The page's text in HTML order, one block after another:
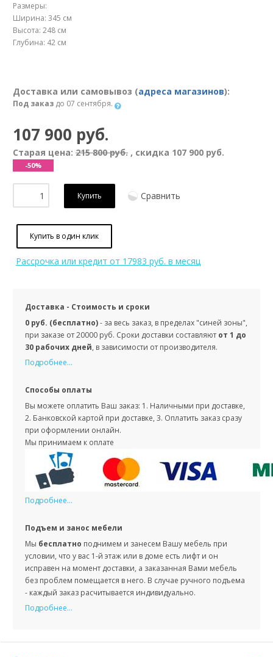
Размеры:
Ширина: 345 см
Высота: 248 см
Глубина: 42 см
Доставка или самовывоз (адреса магазинов):
Под заказ до 07 сентября.
107 900 руб.
Старая цена: 215 800 руб. , скидка 107 900 руб.
-50%
Купить Сравнить
Купить в один клик
Рассрочка или кредит от 17983 руб. в месяц
Доставка - Стоимость и сроки
0 руб. (бесплатно)- за весь заказ, в пределах "синей зоны",
при заказе от 20000 руб. Сроки доставки составляют от 1 до
30 рабочих дней, в зависимости от производителя.
Подробнее...
Способы оплаты
Вы можете оплатить Ваш заказ: 1. Наличными при доставке,
2. Банковской картой при доставке, 3. Оплатить заказ сразу
при оформлении онлайн.
Мы принимаем к оплате
Подробнее...
Подъем и занос мебели
Мы бесплатно поднимем и занесем Вашу мебель при
условии, что у вас 1-й этаж или в доме есть лифт и он
исправен на момент доставки, а заказанная Вами мебель
без проблем помещается в него. В случае ручного подъема
- каждый заказ расчитывается индивидуально.
Подробнее...